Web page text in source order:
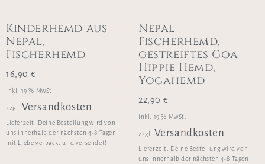
Kinderhemd aus
Nepal,
Fischerhemd
16,90 €
inkl. 19 % MwSt.
zzgl. Versandkosten
Lieferzeit: Deine Bestellung wird von
uns innerhalb der nächsten 4-8 Tagen
mit Liebe verpackt und versendet!
Nepal
Fischerhemd,
gestreiftes Goa
Hippie Hemd,
Yogahemd
22,90 €
inkl. 19 % MwSt.
zzgl. Versandkosten
Lieferzeit: Deine Bestellung wird von
uns innerhalb der nächsten 4-8 Tagen